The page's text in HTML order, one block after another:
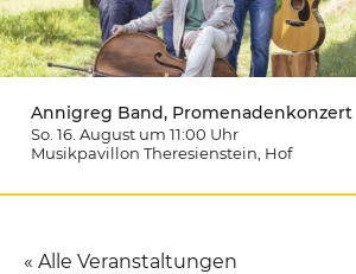
Annigreg Band, Promenadenkonzert
So. 16. August um 11:00 Uhr
Musikpavillon Theresienstein , Hof
« Alle Veranstaltungen